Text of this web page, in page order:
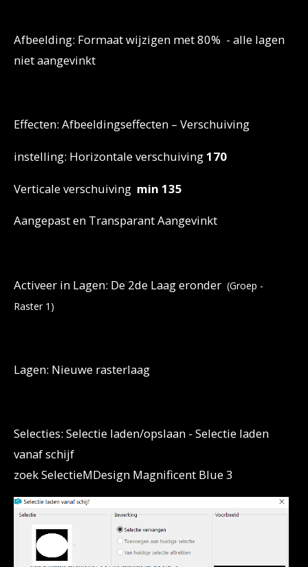
Afbeelding: Formaat wijzigen met 80% - alle lagen
niet aangevinkt
Effecten: Afbeeldingseffecten – Verschuiving
instelling: Horizontale verschuiving170
Verticale verschuiving min 135
Aangepast en Transparant Aangevinkt
Activeer in Lagen: De 2de Laag eronder (Groep -
Raster 1)
Lagen: Nieuwe rasterlaag
Selecties: Selectie laden/opslaan - Selectie laden
vanaf schijf
zoek SelectieMDesign Magnificent Blue 3